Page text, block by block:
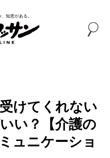
知恵がある。
けてくれない
い？【介護の
ュニケーショ